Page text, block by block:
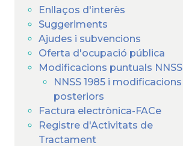
Enllaços d'interès
Suggeriments
Ajudes i subvencions
Oferta d'ocupació pública
Modificacions puntuals NNSS
NNSS 1985 i modificacions
posteriors
Factura electrònica-FACe
Registre d'Activitats de
Tractament